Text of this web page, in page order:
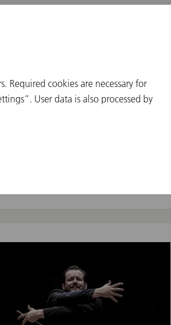
Required cookies are necessary for
User data is also processed by